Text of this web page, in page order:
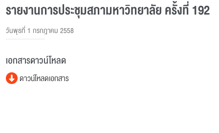
รายงานการประชุมสภามหาวิทยาลัย ครั้งที่ 192
วันพุธที่ 1 กรกฎาคม 2558
เอกสารดาวน์โหลด
ดาวน์โหลดเอกสาร